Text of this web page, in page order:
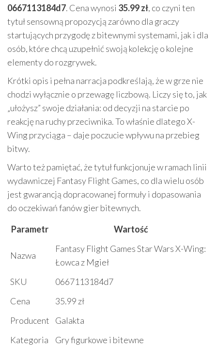
0667113184d7. Cena wynosi 35.99 zł, co czyni ten
tytuł sensowną propozycją zarówno dla graczy
startujących przygodę z bitewnymi systemami, jak i dla
osób, które chcą uzupełnić swoją kolekcję o kolejne
elementy do rozgrywek.
Krótki opis i pełna narracja podkreślają, że w grze nie
chodzi wyłącznie o przewagę liczbową. Liczy się to, jak
„ułożysz” swoje działania: od decyzji na starcie po
reakcję na ruchy przeciwnika. To właśnie dlatego X-
Wing przyciąga – daje poczucie wpływu na przebieg
bitwy.
Warto też pamiętać, że tytuł funkcjonuje w ramach linii
wydawniczej Fantasy Flight Games, co dla wielu osób
jest gwarancją dopracowanej formuły i dopasowania
do oczekiwań fanów gier bitewnych.
Parametr
Wartość
Nazwa
Fantasy Flight Games Star Wars X-Wing:
Łowca z Mgieł
SKU
0667113184d7
Cena
35.99 zł
Producent
Galakta
Kategoria
Gry figurkowe i bitewne